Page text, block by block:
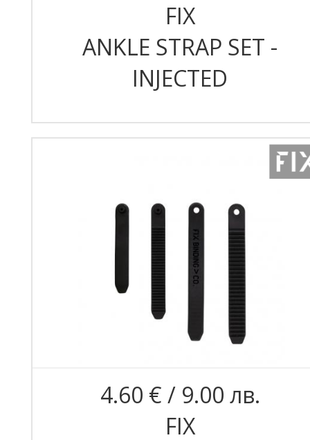
FIX
ANKLE STRAP SET -
INJECTED
4.60 € / 9.00 лв.
FIX